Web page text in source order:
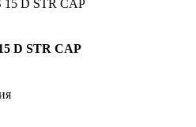
D STR CAP